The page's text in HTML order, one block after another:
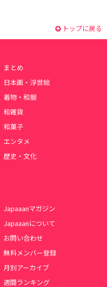
トップに戻る
まとめ
日本画・浮世絵
着物・和服
和雑貨
和菓子
エンタメ
歴史・文化
Japaaanマガジン
Japaaanについて
お問い合わせ
無料メンバー登録
月別アーカイブ
週間ランキング